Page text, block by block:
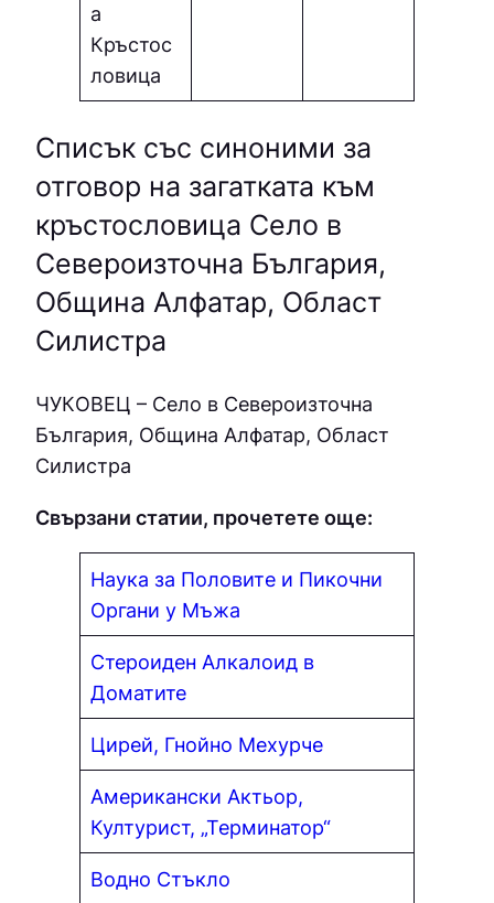
а
Кръстос
ловица
Списък със синоними за
отговор на загатката към
кръстословица Село в
Североизточна България,
Община Алфатар, Област
Силистра
ЧУКOВEЦ – Село в Североизточна
България, Община Алфатар, Област
Силистра
Свързани статии, прочетете още:
Наука за Пoлoвитe и Пикoчни
Органи у Мъжа
Стероиден Алкалоид в
Доматите
Цирей, Гнойно Мехурче
Американски Актьор,
Културист, „Терминатор“
Водно Стъкло